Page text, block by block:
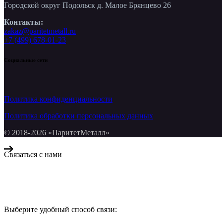
Городской округ Подольск д. Малое Брянцево 26
Контакты:
zakaz@paritetmetall.ru
+7 (499) 678-01-23
Социальные сети
Политика конфиденциальности
Политика обработки персональных данных
© 2018-2026 «ПаритетМеталл»
Связаться с нами
Выберите удобный способ связи: